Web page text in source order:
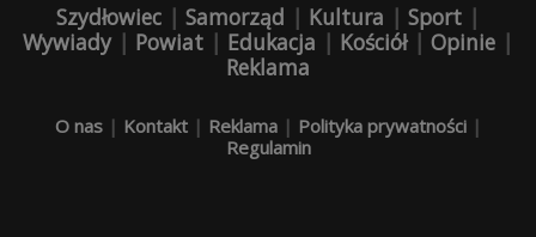
Szydłowiec | Samorząd | Kultura | Sport |
Wywiady| Powiat | Edukacja | Kościół| Opinie |
Reklama
O nas| Kontakt| Reklama| Polityka prywatności|
Regulamin